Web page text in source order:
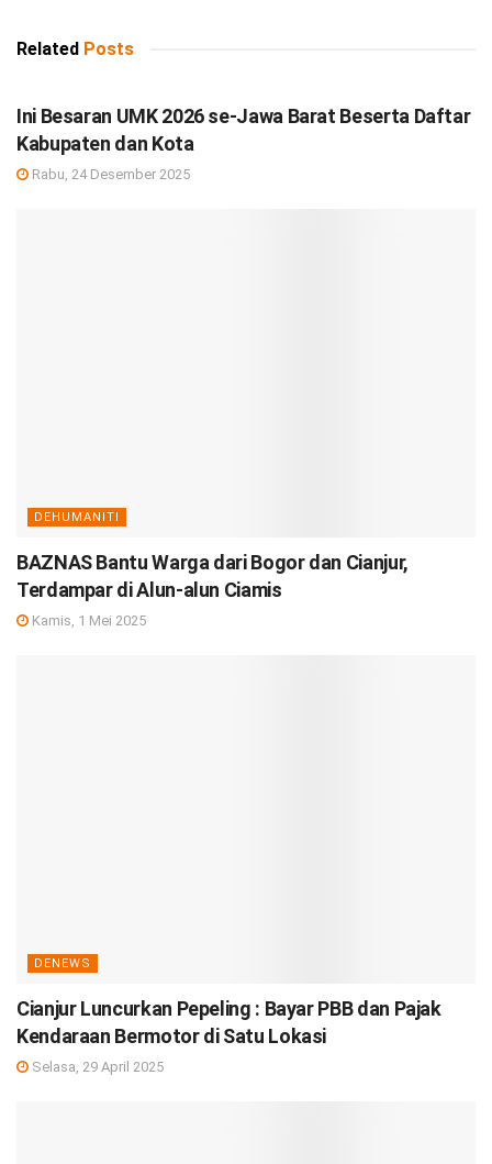
Related Posts
Ini Besaran UMK 2026 se-Jawa Barat Beserta Daftar
Kabupaten dan Kota
Rabu, 24 Desember 2025
DEHUMANITI
BAZNAS Bantu Warga dari Bogor dan Cianjur,
Terdampar di Alun-alun Ciamis
Kamis, 1 Mei 2025
DENEWS
Cianjur Luncurkan Pepeling : Bayar PBB dan Pajak
Kendaraan Bermotor di Satu Lokasi
Selasa, 29 April 2025